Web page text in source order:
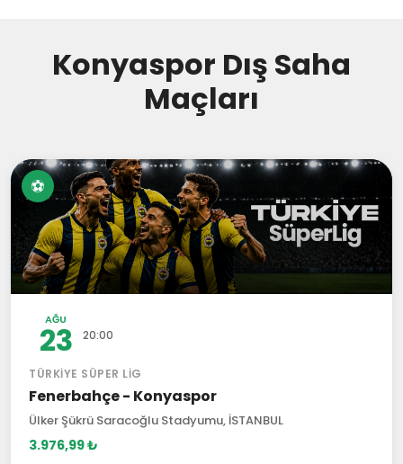
Konyaspor Dış Saha
Maçları
⚽
AĞU
23 20:00
TÜRKIYE SÜPER LIG
Fenerbahçe - Konyaspor
Ülker Şükrü Saracoğlu Stadyumu, İSTANBUL
3.976,99 ₺